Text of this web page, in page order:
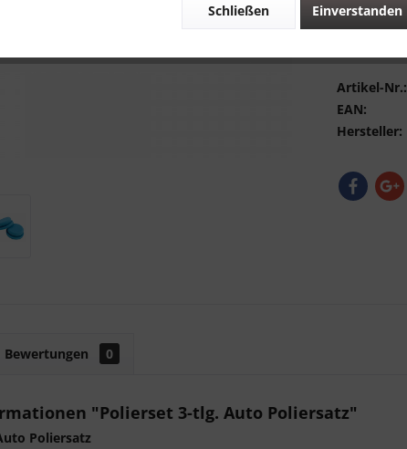
Artikel-Nr.:
EAN:
Hersteller:
Bewertungen 0
"Polierset 3-tlg. Auto Poliersatz"
Poliersatz
Einverstanden
Schließen